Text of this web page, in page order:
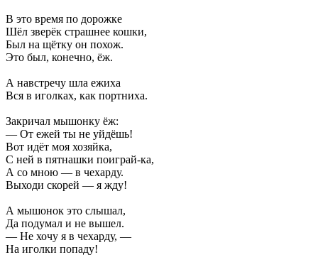
В это время по дорожке
Шёл зверёк страшнее кошки,
Был на щётку он похож.
Это был, конечно, ёж.
А навстречу шла ежиха
Вся в иголках, как портниха.
Закричал мышонку ёж:
— От ежей ты не уйдёшь!
Вот идёт моя хозяйка,
С ней в пятнашки поиграй-ка,
А со мною — в чехарду.
Выходи скорей — я жду!
А мышонок это слышал,
Да подумал и не вышел.
— Не хочу я в чехарду, —
На иголки попаду!